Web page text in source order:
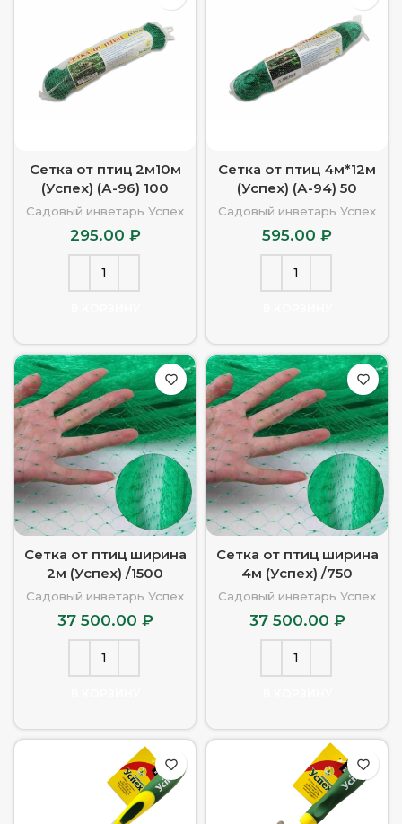
Сетка от птиц 2м10м
(Успех) (А-96) 100
Садовый инветарь Успех
295.00 ₽
Сетка от птиц 4м*12м
(Успех) (А-94) 50
Садовый инветарь Успех
595.00 ₽
Сетка от птиц ширина
2м (Успех) /1500
Садовый инветарь Успех
37 500.00 ₽
Сетка от птиц ширина
4м (Успех) /750
Садовый инветарь Успех
37 500.00 ₽